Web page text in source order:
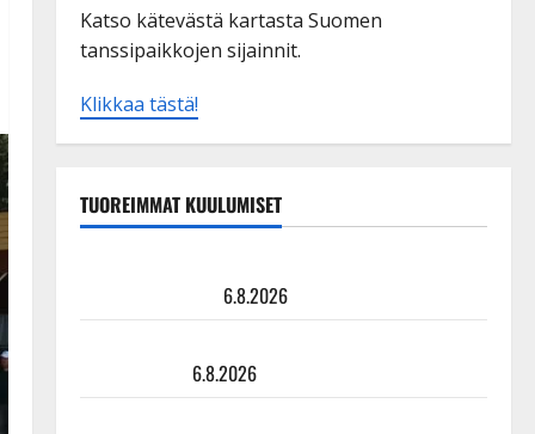
Katso kätevästä kartasta Suomen
tanssipaikkojen sijainnit.
Klikkaa tästä!
TUOREIMMAT KUULUMISET
6.8.2026
6.8.2026